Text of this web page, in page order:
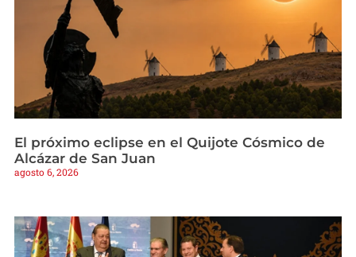
El próximo eclipse en el Quijote Cósmico de
Alcázar de San Juan
agosto 6, 2026